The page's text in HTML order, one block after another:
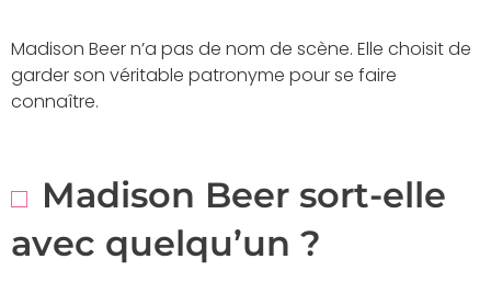
Madison Beer n’a pas de nom de scène. Elle choisit de
garder son véritable patronyme pour se faire
connaître.
Madison Beer sort-elle
avec quelqu’un ?